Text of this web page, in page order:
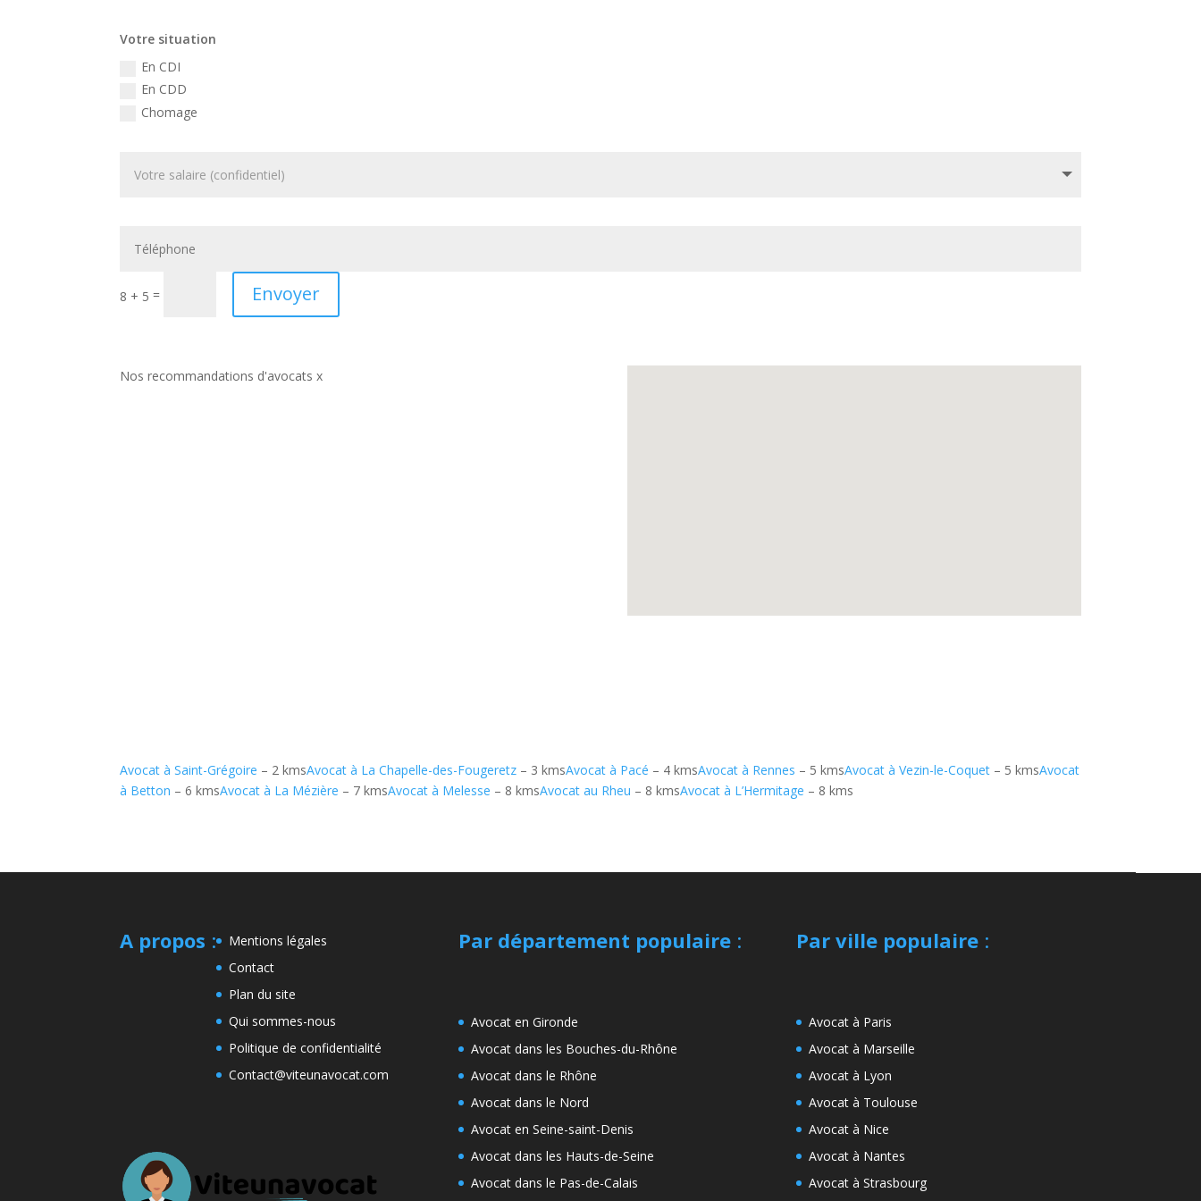
Votre situation
En CDI
En CDD
Chomage
8 + 5 = Envoyer
Nos recommandations d'avocats x
Avocat à Saint-Grégoire – 2 kmsAvocat à La Chapelle-des-Fougeretz – 3 kmsAvocat à Pacé – 4 kmsAvocat à Rennes – 5 kmsAvocat à Vezin-le-Coquet – 5 kmsAvocat
à Betton – 6 kmsAvocat à La Mézière – 7 kmsAvocat à Melesse – 8 kmsAvocat au Rheu – 8 kmsAvocat à L’Hermitage – 8 kms
A propos :
Mentions légales
Contact
Plan du site
Qui sommes-nous
Politique de confidentialité
Contact@viteunavocat.com
Par département populaire:
Avocat en Gironde
Avocat dans les Bouches-du-Rhône
Avocat dans le Rhône
Avocat dans le Nord
Avocat en Seine-saint-Denis
Avocat dans les Hauts-de-Seine
Avocat dans le Pas-de-Calais
Par ville populaire:
Avocat à Paris
Avocat à Marseille
Avocat à Lyon
Avocat à Toulouse
Avocat à Nice
Avocat à Nantes
Avocat à Strasbourg